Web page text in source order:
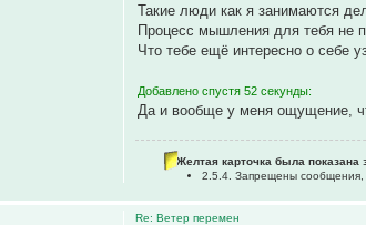
Такие люди как я занимаются
Процесс мышления для тебя не
Что тебе ещё интересно о себе
Добавлено спустя 52 секунды:
Да и вообще у меня ощущение,
Желтая карточка была показана
2.5.4. Запрещены сообщения,
Re: Ветер перемен